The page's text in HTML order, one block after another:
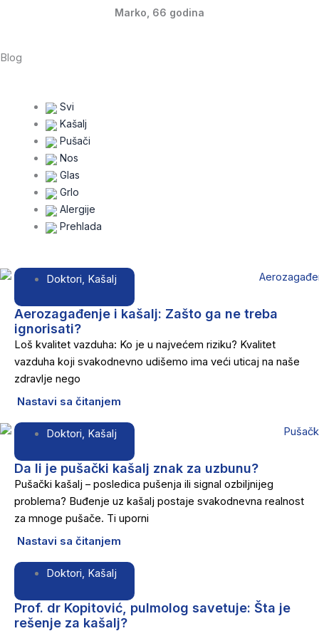
Marko, 66 godina
Blog
Svi
Kašalj
Pušači
Nos
Glas
Grlo
Alergije
Prehlada
Doktori, Kašalj
Aerozagađenje i kašalj: Zašto ga ne treba
ignorisati?
Loš kvalitet vazduha: Ko je u najvećem riziku? Kvalitet
vazduha koji svakodnevno udišemo ima veći uticaj na naše
zdravlje nego
Nastavi sa čitanjem
Doktori, Kašalj
Da li je pušački kašalj znak za uzbunu?
Pušački kašalj – posledica pušenja ili signal ozbiljnijeg
problema? Buđenje uz kašalj postaje svakodnevna realnost
za mnoge pušače. Ti uporni
Nastavi sa čitanjem
Doktori, Kašalj
Prof. dr Kopitović, pulmolog savetuje: Šta je
rešenje za kašalj?